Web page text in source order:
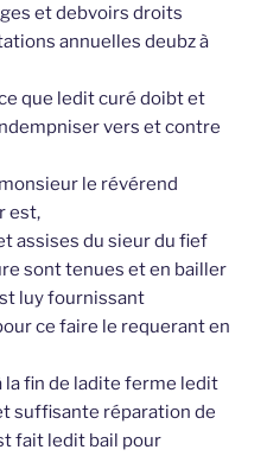
et debvoirs droits
annuelles deubz à
que ledit curé doibt et
vers et contre
le révérend
est,
assises du sieur du fief
sont tenues et en bailler
luy fournissant
ce faire le requerant en
fin de ladite ferme ledit
suffisante réparation de
fait ledit bail pour